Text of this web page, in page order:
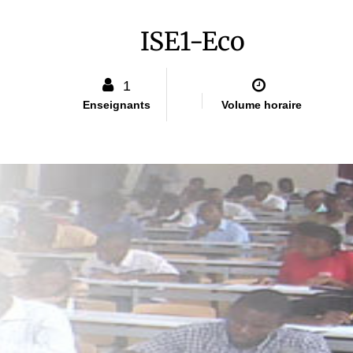
ISE1-Eco
1
Enseignants Volume horaire